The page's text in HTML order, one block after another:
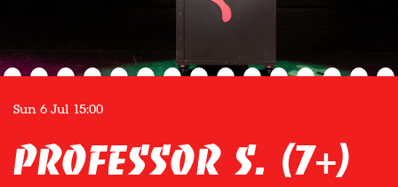
Professor S. (7+)
Sun 6 Jul 15:00